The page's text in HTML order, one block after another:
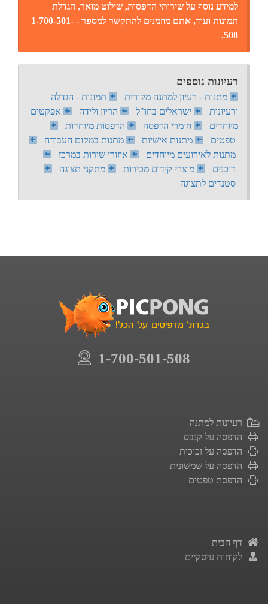
למידע נוסף על שירותי הדפסות, שילוט מואר, הגדלת
תמונות ועוד, אתם מוזמנים להתקשר למספר - 1-700-501-
508.
רעיונות נוספים
מתנות - רעיון למתנה מקורית
תמונות - הגדלה
ורעיונות
ישראלים בחו"ל הריון ולידה
אפקטים
מיוחדים
חומרי הדפסה
הדפסות מיוחדות
טפטים
מתנות אישיות
מתנות במקום העבודה
מתנות לאירועים מיוחדים
איזורי שירות במרכז
דוכנים
מוצרי קידום מכירות
מתקני תצוגה
סטנדים לתצוגה
1-700-501-508
רעיונות למתנה
הדפסה על קנבס
הדפסה על זכוכית
הדפסה על שמשונית
הדפסת טפטים
דף הבית
לקוחות עיסקיים